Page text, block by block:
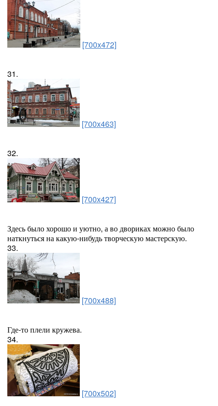
[700x472]
31.
[700x463]
32.
[700x427]
Здесь было хорошо и уютно, а во двориках можно было
наткнуться на какую-нибудь творческую мастерскую.
33.
[700x488]
Где-то плели кружева.
34.
[700x502]